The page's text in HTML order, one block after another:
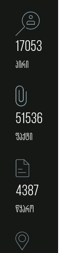
17053
პირი
51536
ფაქტი
4387
წყარო